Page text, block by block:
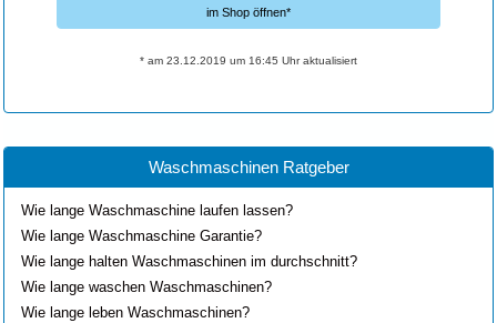
im Shop öffnen*
* am 23.12.2019 um 16:45 Uhr aktualisiert
Waschmaschinen Ratgeber
Wie lange Waschmaschine laufen lassen?
Wie lange Waschmaschine Garantie?
Wie lange halten Waschmaschinen im durchschnitt?
Wie lange waschen Waschmaschinen?
Wie lange leben Waschmaschinen?